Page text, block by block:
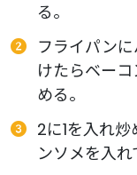
る。
フライパン
けたらベー
める。
2に1を入れ
ンソメを入れ